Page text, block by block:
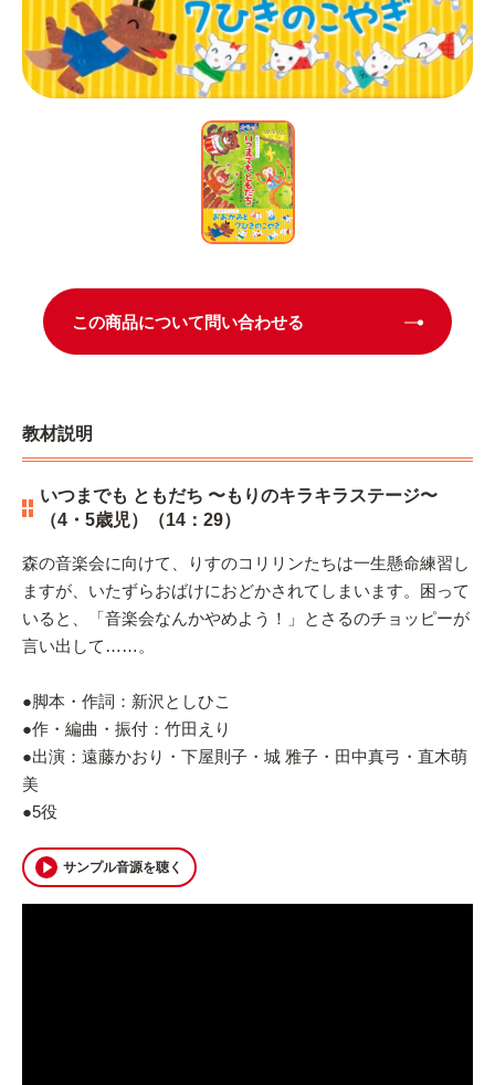
この商品について問い合わせる
教材説明
いつまでも ともだち 〜もりのキラキラステージ〜
（4・5歳児）（14：29）
森の音楽会に向けて、りすのコリリンたちは一生懸命練習し
ますが、いたずらおばけにおどかされてしまいます。困って
いると、「音楽会なんかやめよう！」とさるのチョッピーが
言い出して……。
●脚本・作詞：新沢としひこ
●作・編曲・振付：竹田えり
●出演：遠藤かおり・下屋則子・城 雅子・田中真弓・直木萌
美
●5役
サンプル音源を聴く